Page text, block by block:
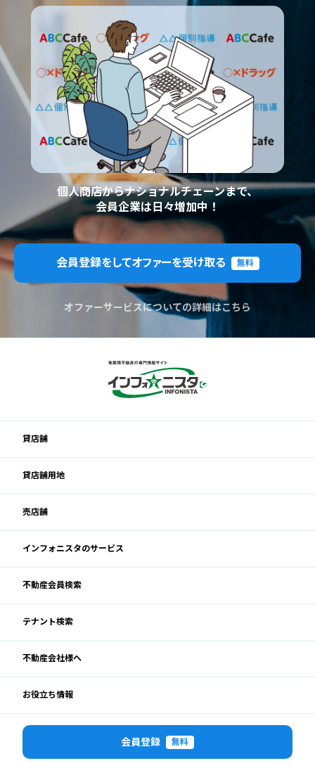
個人商店からナショナルチェーンまで、
会員企業は日々増加中！
会員登録をしてオファーを受け取る 無料
オファーサービスについての詳細はこちら
貸店舗
貸店舗用地
売店舗
インフォニスタのサービス
不動産会員検索
テナント検索
不動産会社様へ
お役立ち情報
会員登録 無料